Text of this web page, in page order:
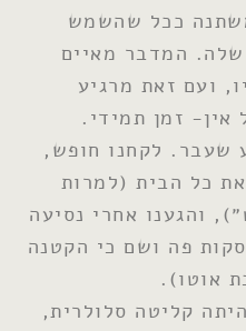
ככל שהשמש
המדבר מאיים
ועם זאת מרגיע
אין- זמן תמידי.
שעבר. לקחנו חופש,
כל הבית (למרות
והגענו אחרי נסיעה
פה ושם כי הקטנה
אוטו).
קליטה סלולרית,